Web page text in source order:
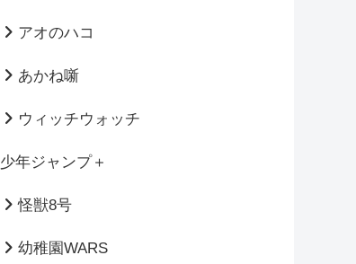
アオのハコ
あかね噺
ウィッチウォッチ
少年ジャンプ＋
怪獣8号
幼稚園WARS